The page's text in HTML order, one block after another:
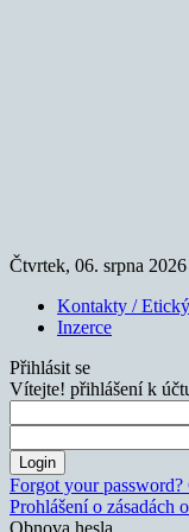
Čtvrtek, 06. srpna 2026
Kontakty /
Inzerce
Přihlásit se
Vítejte! přihlášení k
Forgot your password?
Prohlášení o zásadách
Obnova hesla